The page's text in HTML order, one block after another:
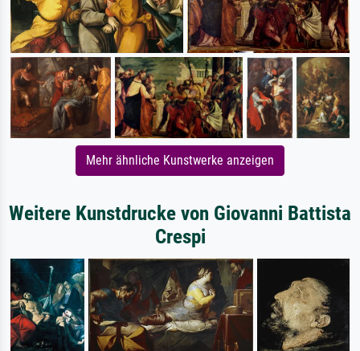
Mehr ähnliche Kunstwerke anzeigen
Weitere Kunstdrucke von Giovanni Battista
Crespi